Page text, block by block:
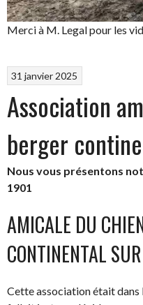
Merci à M. Legal pour les
31 janvier 2025
Association
berger
Nous vous présentons
1901
AMICALE DU
CONTINENTAL
Cette association était